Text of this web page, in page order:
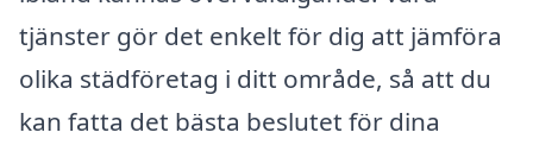
tjänster gör det enkelt för dig att jämföra
olika städföretag i ditt område, så att du
kan fatta det bästa beslutet för dina